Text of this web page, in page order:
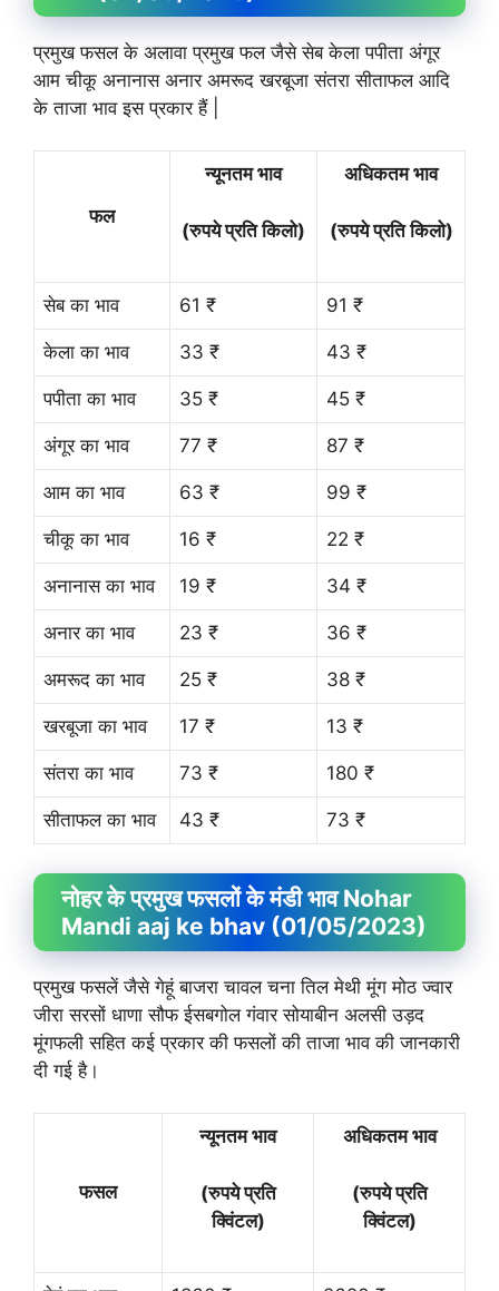
प्रमुख फसल के अलावा प्रमुख फल जैसे सेब केला पपीता अंगूर
आम चीकू अनानास अनार अमरूद खरबूजा संतरा सीताफल आदि
के ताजा भाव इस प्रकार हैं |
फल
न्यूनतम भाव
(रुपये प्रति किलो)
अधिकतम भाव
(रुपये प्रति किलो)
सेब का भाव 61 ₹ 91 ₹
केला का भाव 33 ₹ 43 ₹
पपीता का भाव 35 ₹ 45 ₹
अंगूर का भाव 77 ₹ 87 ₹
आम का भाव 63 ₹ 99 ₹
चीकू का भाव 16 ₹ 22 ₹
अनानास का भाव 19 ₹ 34 ₹
अनार का भाव 23 ₹ 36 ₹
अमरूद का भाव 25 ₹ 38 ₹
खरबूजा का भाव 17 ₹ 13 ₹
संतरा का भाव 73 ₹ 180 ₹
सीताफल का भाव 43 ₹ 73 ₹
नोहर के प्रमुख फसलों के मंडी भाव Nohar
Mandi aaj ke bhav (01/05/2023)
प्रमुख फसलें जैसे गेहूं बाजरा चावल चना तिल मेथी मूंग मोठ ज्वार
जीरा सरसों धाणा सौफ ईसबगोल गंवार सोयाबीन अलसी उड़द
मूंगफली सहित कई प्रकार की फसलों की ताजा भाव की जानकारी
दी गई है।
फसल
न्यूनतम भाव
(रुपये प्रति
क्विंटल)
अधिकतम भाव
(रुपये प्रति
क्विंटल)